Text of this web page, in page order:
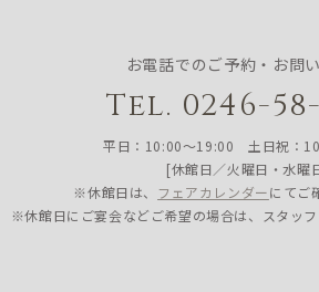
お電話でのご予約・お問
Tel. 0246-
平日：10:00〜19:00 土日祝：
[休館日／火曜日・水曜
※休館日は、 フェアカレンダーにてご
※休館日にご宴会などご希望の場合は、スタッフ